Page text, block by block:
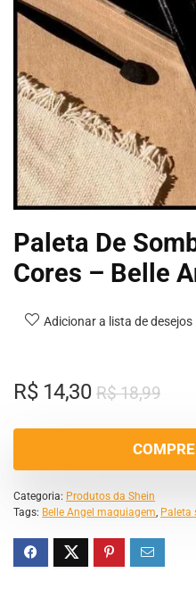
Paleta De
Cores – Belle
Adicionar a lista de desejos
R$18,99
R$14,30
Categoria: Produtos da Shein
Tags: Belle Angel maquiagem, Paleta